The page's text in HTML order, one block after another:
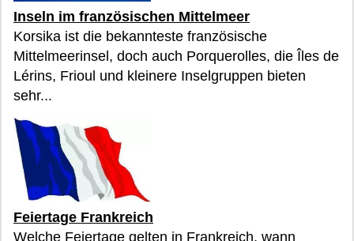
Inseln im französischen Mittelmeer
Korsika ist die bekannteste französische
Mittelmeerinsel, doch auch Porquerolles, die Îles de
Lérins, Frioul und kleinere Inselgruppen bieten
sehr...
Feiertage Frankreich
Welche Feiertage gelten in Frankreich, wann